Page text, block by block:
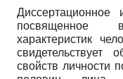
Диссертационное
посвященное
характеристик
свидетельствует
свойств личности